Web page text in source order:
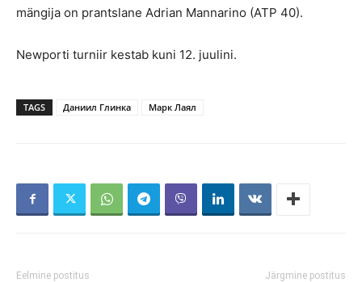
mängija on prantslane Adrian Mannarino (ATP 40).
Newporti turniir kestab kuni 12. juulini.
TAGS Даниил Глинка Марк Лаял
Eelmine postitus Järgmine postitus